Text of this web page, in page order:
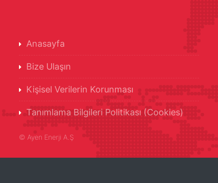
Anasayfa
Bize Ulaşın
Kişisel Verilerin Korunması
Tanımlama Bilgileri Politikası (Cookies)
© Ayen Enerji A.Ş